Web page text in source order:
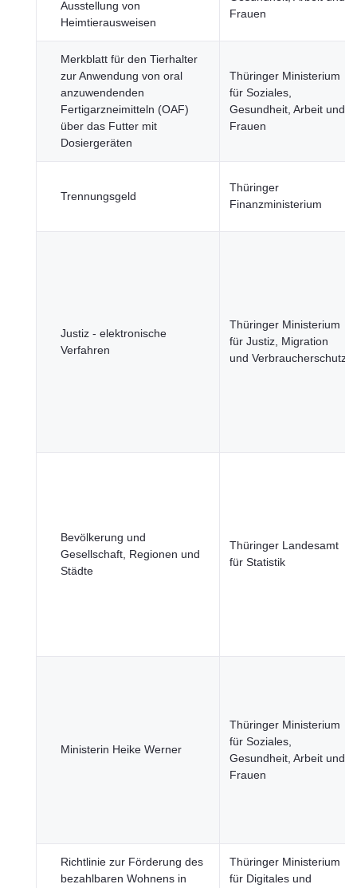
Ausstellung von
Heimtierausweisen
Frauen
Merkblatt für den Tierhalter
zur Anwendung von oral
anzuwendenden
Fertigarzneimitteln (OAF)
über das Futter mit
Dosiergeräten
Thüringer Ministerium
für Soziales,
Gesundheit, Arbeit und
Frauen
Trennungsgeld
Thüringer
Finanzministerium
Justiz - elektronische
Verfahren
Thüringer Ministerium
für Justiz, Migration
und Verbraucherschutz
Bevölkerung und
Gesellschaft, Regionen und
Städte
Thüringer Landesamt
für Statistik
Ministerin Heike Werner
Thüringer Ministerium
für Soziales,
Gesundheit, Arbeit und
Frauen
Richtlinie zur Förderung des
bezahlbaren Wohnens in
Thüringer Ministerium
für Digitales und